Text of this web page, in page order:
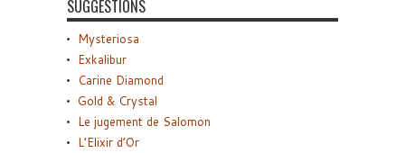
SUGGESTIONS
Mysteriosa
Exkalibur
Carine Diamond
Gold & Crystal
Le jugement de Salomon
L’Elixir d’Or